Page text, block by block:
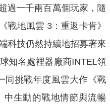
過一千兩百萬個玩家，隨
戰地風雲 3：重返卡肯》
科技仍然持續地招募著來
知名處裡器廠商INTEL領
同挑戰年度風雲大作《戰
中生動的戰地情節與流暢